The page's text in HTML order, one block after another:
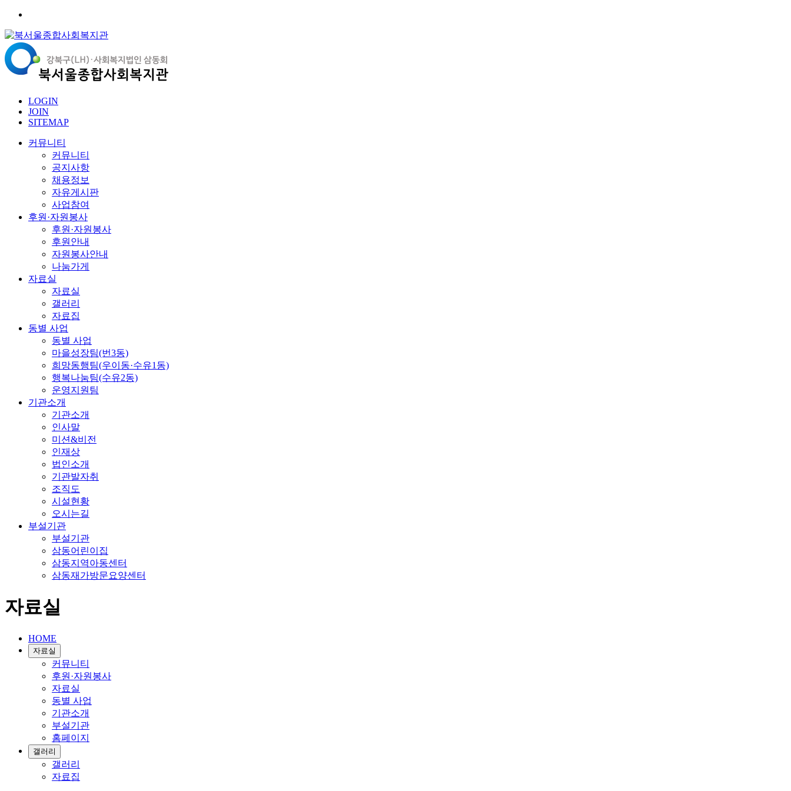
LOGIN
JOIN
SITEMAP
커뮤니티
커뮤니티
공지사항
채용정보
자유게시판
사업참여
후원·자원봉사
후원·자원봉사
후원안내
자원봉사안내
나눔가게
자료실
자료실
갤러리
자료집
동별 사업
동별 사업
마을성장팀(번3동)
희망동행팀(우이동·수유1동)
행복나눔팀(수유2동)
운영지원팀
기관소개
기관소개
인사말
미션&비전
인재상
법인소개
기관발자취
조직도
시설현황
오시는길
부설기관
부설기관
삼동어린이집
삼동지역아동센터
삼동재가방문요양센터
자료실
HOME
자료실
커뮤니티
후원·자원봉사
자료실
동별 사업
기관소개
부설기관
홈페이지
갤러리
갤러리
자료집